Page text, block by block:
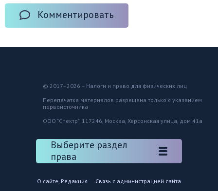
Комментировать
© 2017–2026 – Налоги и право для физических лиц
Перепечатка материалов разрешена только с указанием
первоисточника
ООО "Спектр", 117246, Москва, Херсонская улица, дом 41а
Выберите раздел
права
О сайте, Редакция
Связь с администрацией сайта